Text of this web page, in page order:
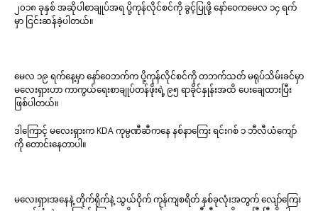
၂၀၁၈ ခုနှစ် အဆိုပါစာချုပ်အရ ပို့ကုန်လိုင်စင်ကို ခွင့်ပြုဖို့ နော်ဝေကမေလ ၁၄ ရက်
မှာ ငြင်းဆန်ခဲ့ပါတယ်။
မေလ ၁၉ ရက်နေ့မှာ နော်ဝေဘက်က ပို့ကုန်လိုင်စင်ကို တဘက်သတ် မရုပ်သိမ်းခင်မှာ
မလေးရှားဟာ ကာကွယ်ရေးစာချုပ်တန်ဖိုးရဲ့ ၉၅ ရာခိုင်နှုန်းအထိ ပေးချေထားပြီး
ဖြစ်ပါတယ်။
ဒါကြောင့် မလေးရှားက KDA ကုမ္ပဏီဆီကနေ နစ်နာကြေး ရင်းဂစ် ၁ ဘီလီယံကျော်
ကို တောင်းနေတာပါ။
မလေးရှားအနေနဲ့ တိုက်ရိုက်နဲ့ သွယ်ဝိုက် ကုန်ကျစရိတ် နှစ်ခုလုံးအတွက် လျော်ကြေး